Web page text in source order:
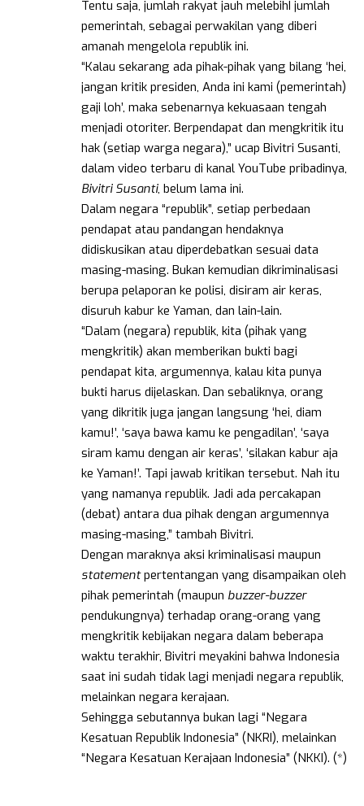
Tentu saja, jumlah rakyat jauh melebihI jumlah
pemerintah, sebagai perwakilan yang diberi
amanah mengelola republik ini.
“Kalau sekarang ada pihak-pihak yang bilang ‘hei,
jangan kritik presiden, Anda ini kami (pemerintah)
gaji loh’, maka sebenarnya kekuasaan tengah
menjadi otoriter. Berpendapat dan mengkritik itu
hak (setiap warga negara),” ucap Bivitri Susanti,
dalam video terbaru di kanal YouTube pribadinya,
Bivitri Susanti, belum lama ini.
Dalam negara “republik”, setiap perbedaan
pendapat atau pandangan hendaknya
didiskusikan atau diperdebatkan sesuai data
masing-masing. Bukan kemudian dikriminalisasi
berupa pelaporan ke polisi, disiram air keras,
disuruh kabur ke Yaman, dan lain-lain.
“Dalam (negara) republik, kita (pihak yang
mengkritik) akan memberikan bukti bagi
pendapat kita, argumennya, kalau kita punya
bukti harus dijelaskan. Dan sebaliknya, orang
yang dikritik juga jangan langsung ‘hei, diam
kamu!’, ‘saya bawa kamu ke pengadilan’, ‘saya
siram kamu dengan air keras’, ‘silakan kabur aja
ke Yaman!’. Tapi jawab kritikan tersebut. Nah itu
yang namanya republik. Jadi ada percakapan
(debat) antara dua pihak dengan argumennya
masing-masing,” tambah Bivitri.
Dengan maraknya aksi kriminalisasi maupun
statementpertentangan yang disampaikan oleh
pihak pemerintah (maupun buzzer-buzzer
pendukungnya) terhadap orang-orang yang
mengkritik kebijakan negara dalam beberapa
waktu terakhir, Bivitri meyakini bahwa Indonesia
saat ini sudah tidak lagi menjadi negara republik,
melainkan negara kerajaan.
Sehingga sebutannya bukan lagi “Negara
Kesatuan Republik Indonesia” (NKRI), melainkan
“Negara Kesatuan Kerajaan Indonesia” (NKKI). (*)